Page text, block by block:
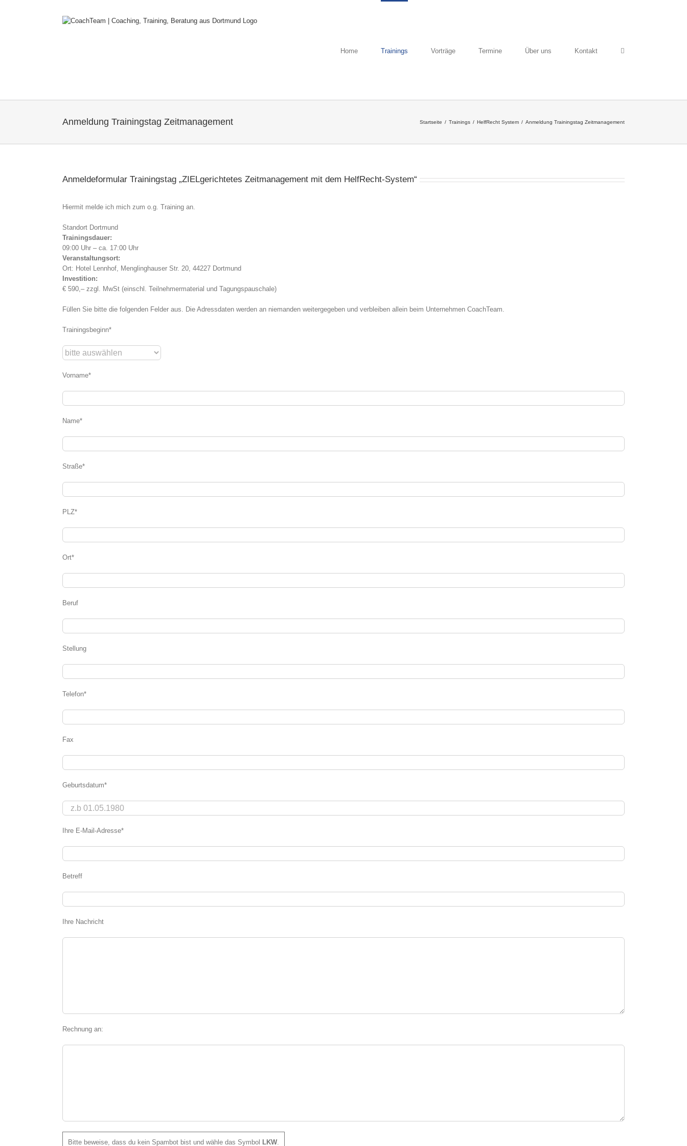
Home Trainings Vorträge Termine Über uns Kontakt
Anmeldung Trainingstag Zeitmanagement Startseite / Trainings / HelfRecht System / Anmeldung Trainingstag Zeitmanagement
Anmeldeformular Trainingstag „ZIELgerichtetes Zeitmanagement mit dem HelfRecht-System“
Hiermit melde ich mich zum o.g. Training an.
Standort Dortmund
Trainingsdauer:
09:00 Uhr – ca. 17:00 Uhr
Veranstaltungsort:
Ort: Hotel Lennhof, Menglinghauser Str. 20, 44227 Dortmund
Investition:
€ 590,– zzgl. MwSt (einschl. Teilnehmermaterial und Tagungspauschale)
Füllen Sie bitte die folgenden Felder aus. Die Adressdaten werden an niemanden weitergegeben und verbleiben allein beim Unternehmen CoachTeam.
Trainingsbeginn*
Vorname*
Name*
Straße*
PLZ*
Ort*
Beruf
Stellung
Telefon*
Fax
Geburtsdatum*
Ihre E-Mail-Adresse*
Betreff
Ihre Nachricht
Rechnung an:
Bitte beweise, dass du kein Spambot bist und wähle das Symbol LKW.